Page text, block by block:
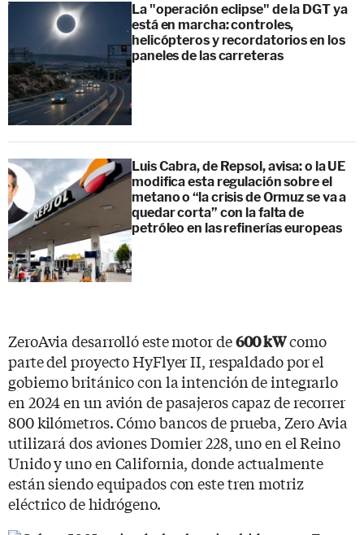
La "operación eclipse" de la DGT ya
está en marcha: controles,
helicópteros y recordatorios en los
paneles de las carreteras
Luis Cabra, de Repsol, avisa: o la UE
modifica esta regulación sobre el
metano o “la crisis de Ormuz se va a
quedar corta” con la falta de
petróleo en las refinerías europeas
ZeroAvia desarrolló este motor de600 kWcomo
parte del proyecto HyFlyer II, respaldado por el
gobierno británico con la intención de integrarlo
en 2024 en un avión de pasajeros capaz de recorrer
800 kilómetros. Cómo bancos de prueba, Zero Avia
utilizará dos aviones Dornier 228, uno en el Reino
Unido y uno en California, donde actualmente
están siendo equipados con este tren motriz
eléctrico de hidrógeno.